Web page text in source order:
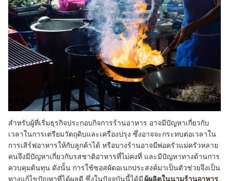
สำหรับผู้ที่เริ่มธุรกิจประกอบกิจการร้านอาหาร อาจมีปัญหาเกี่ยวกับ
เวลาในการเตรียมวัตถุดิบและเครื่องปรุง ซึ่งอาจจะกระทบต่อเวลาใน
การเสิร์ฟอาหารให้กับลูกค้าได้ หรือบางร้านอาจมีพ่อครัวแม่ครัวหลาย
คนจึงมีปัญหาเกี่ยวกับรสชาติอาหารที่ไม่คงที่ และมีปัญหาทางด้านการ
ควบคุมต้นทุน ดังนั้น การใช้ซอสผัดอเนกประสงค์มาเป็นตัวช่วยจึงเป็น
ทางแก้ไขปัญหาที่ได้ผลดี ซึ่งในปัจจุบันนี้ได้มีผู้ผลิตในนามร้านอาหาร